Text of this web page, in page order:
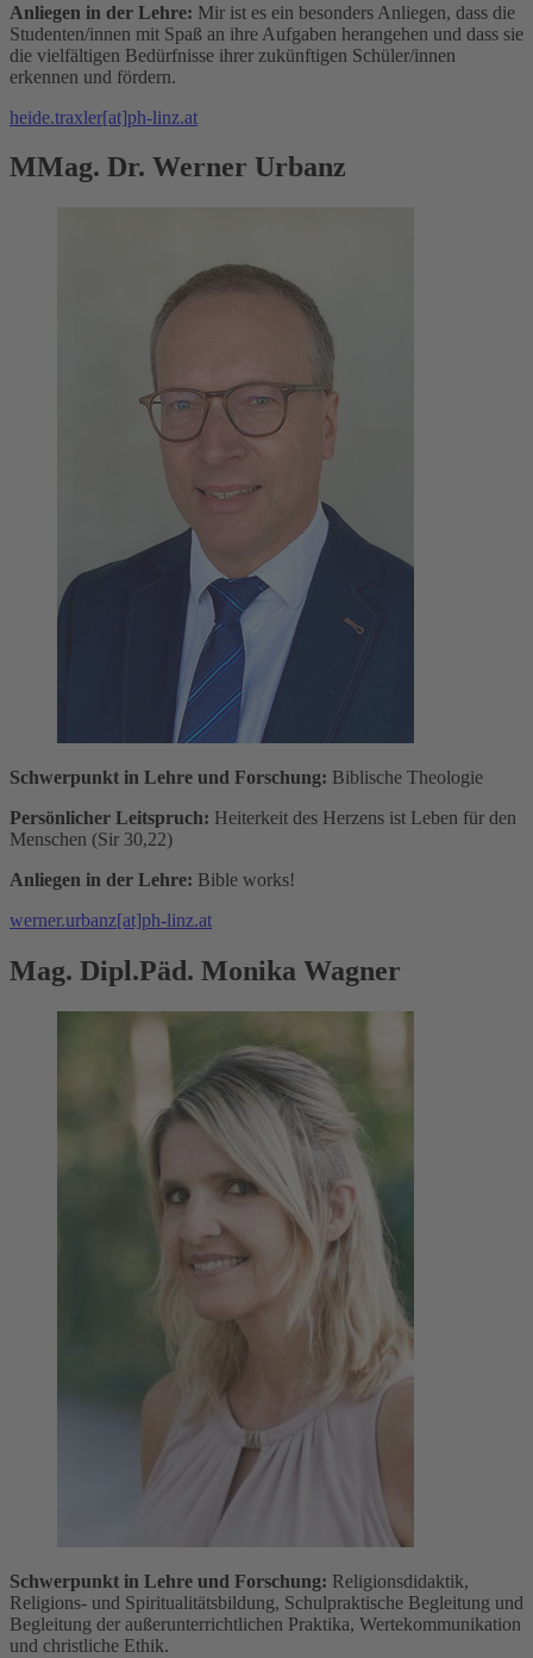
Anliegen in der Lehre: Mir ist es ein besonders Anliegen, dass die
Studenten/innen mit Spaß an ihre Aufgaben herangehen und dass sie
die vielfältigen Bedürfnisse ihrer zukünftigen Schüler/innen
erkennen und fördern.
heide.traxler[at]ph-linz.at
MMag. Dr. Werner Urbanz
Schwerpunkt in Lehre und Forschung: Biblische Theologie
Persönlicher Leitspruch: Heiterkeit des Herzens ist Leben für den
Menschen (Sir 30,22)
Anliegen in der Lehre: Bible works!
werner.urbanz[at]ph-linz.at
Mag. Dipl.Päd. Monika Wagner
Schwerpunkt in Lehre und Forschung: Religionsdidaktik,
Religions- und Spiritualitätsbildung, Schulpraktische Begleitung und
Begleitung der außerunterrichtlichen Praktika, Wertekommunikation
und christliche Ethik.